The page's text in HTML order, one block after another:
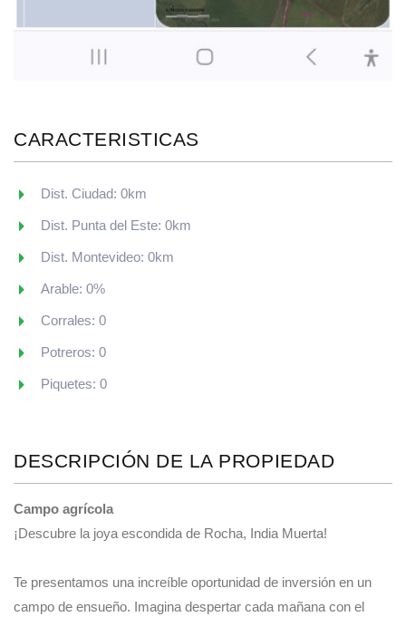
CARACTERISTICAS
Dist. Ciudad: 0km
Dist. Punta del Este: 0km
Dist. Montevideo: 0km
Arable: 0%
Corrales: 0
Potreros: 0
Piquetes: 0
DESCRIPCIÓN DE LA PROPIEDAD
Campo agrícola
¡Descubre la joya escondida de Rocha, India Muerta!
Te presentamos una increíble oportunidad de inversión en un
campo de ensueño. Imagina despertar cada mañana con el